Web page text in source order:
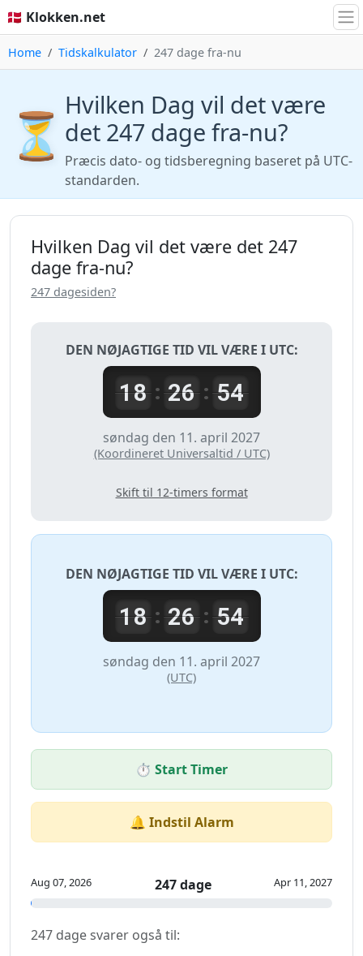
🇩🇰 Klokken.net
Home Tidskalkulator 247 dage fra-nu
⏳ Hvilken Dag vil det være
det 247 dage fra-nu?
Præcis dato- og tidsberegning baseret på UTC-
standarden.
Hvilken Dag vil det være det 247
dage fra-nu?
247 dagesiden?
DEN NØJAGTIGE TID VIL VÆRE I UTC:
18: 26: 54
søndag den 11. april 2027
(Koordineret Universaltid / UTC)
Skift til 12-timers format
DEN NØJAGTIGE TID VIL VÆRE I UTC:
18: 26: 54
søndag den 11. april 2027
(UTC)
⏱️ Start Timer
🔔 Indstil Alarm
Aug 07, 2026 247 dage Apr 11, 2027
247 dage svarer også til: